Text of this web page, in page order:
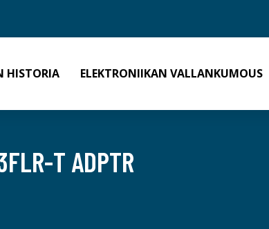
HISTORIA ELEKTRONIIKAN VALLANKUMOUS
T ADPTR